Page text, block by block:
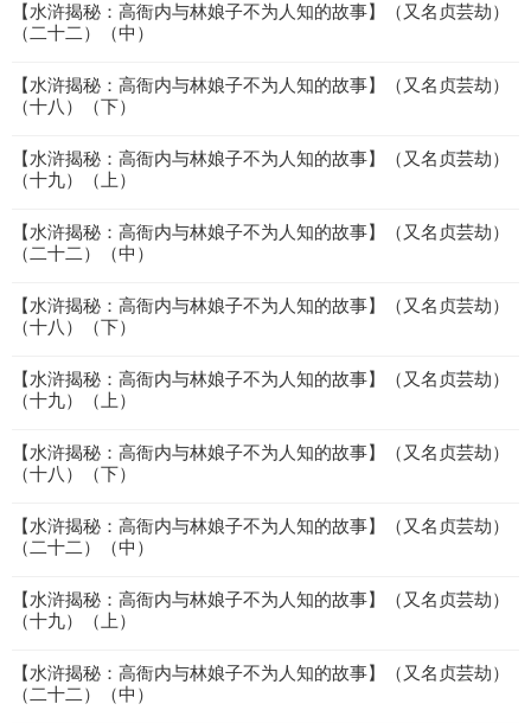
【水浒揭秘：高衙内与林娘子不为人知的故事】（又名贞芸劫）
（二十二）（中）
【水浒揭秘：高衙内与林娘子不为人知的故事】（又名贞芸劫）
（十八）（下）
【水浒揭秘：高衙内与林娘子不为人知的故事】（又名贞芸劫）
（十九）（上）
【水浒揭秘：高衙内与林娘子不为人知的故事】（又名贞芸劫）
（二十二）（中）
【水浒揭秘：高衙内与林娘子不为人知的故事】（又名贞芸劫）
（十八）（下）
【水浒揭秘：高衙内与林娘子不为人知的故事】（又名贞芸劫）
（十九）（上）
【水浒揭秘：高衙内与林娘子不为人知的故事】（又名贞芸劫）
（十八）（下）
【水浒揭秘：高衙内与林娘子不为人知的故事】（又名贞芸劫）
（二十二）（中）
【水浒揭秘：高衙内与林娘子不为人知的故事】（又名贞芸劫）
（十九）（上）
【水浒揭秘：高衙内与林娘子不为人知的故事】（又名贞芸劫）
（二十二）（中）